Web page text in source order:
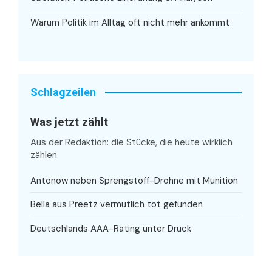
Warum Politik im Alltag oft nicht mehr ankommt
Schlagzeilen
Was jetzt zählt
Aus der Redaktion: die Stücke, die heute wirklich
zählen.
Antonow neben Sprengstoff-Drohne mit Munition
Bella aus Preetz vermutlich tot gefunden
Deutschlands AAA-Rating unter Druck